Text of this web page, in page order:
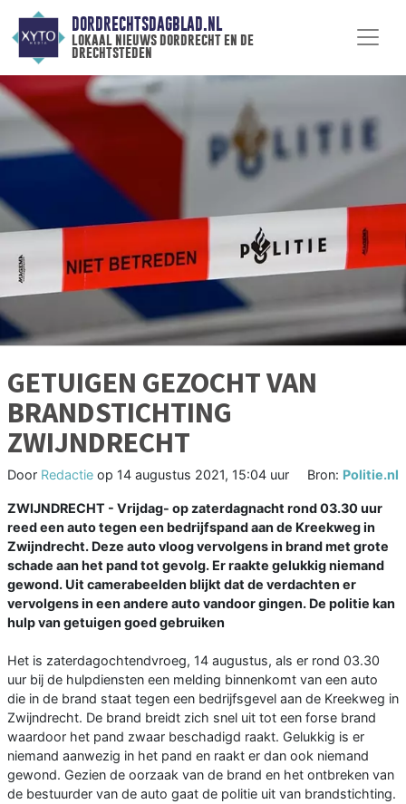
DORDRECHTSDAGBLAD.NL
lokaal nieuws dordrecht en de
drechtsteden
GETUIGEN GEZOCHT VAN
BRANDSTICHTING
ZWIJNDRECHT
Door Redactie op 14 augustus 2021, 15:04 uur Bron: Politie.nl
ZWIJNDRECHT - Vrijdag- op zaterdagnacht rond 03.30 uur
reed een auto tegen een bedrijfspand aan de Kreekweg in
Zwijndrecht. Deze auto vloog vervolgens in brand met grote
schade aan het pand tot gevolg. Er raakte gelukkig niemand
gewond. Uit camerabeelden blijkt dat de verdachten er
vervolgens in een andere auto vandoor gingen. De politie kan
hulp van getuigen goed gebruiken
Het is zaterdagochtendvroeg, 14 augustus, als er rond 03.30
uur bij de hulpdiensten een melding binnenkomt van een auto
die in de brand staat tegen een bedrijfsgevel aan de Kreekweg in
Zwijndrecht. De brand breidt zich snel uit tot een forse brand
waardoor het pand zwaar beschadigd raakt. Gelukkig is er
niemand aanwezig in het pand en raakt er dan ook niemand
gewond. Gezien de oorzaak van de brand en het ontbreken van
de bestuurder van de auto gaat de politie uit van brandstichting.